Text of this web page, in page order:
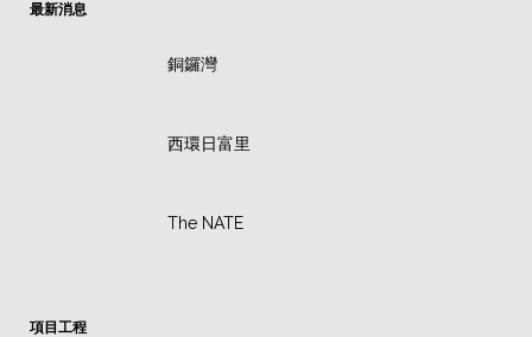
最新消息
銅鑼灣
西環日富里
The NATE
項目工程